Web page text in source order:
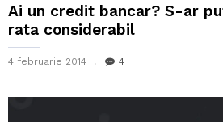
Ai un credit bancar? S-ar
rata considerabil
4 februarie 2014 4